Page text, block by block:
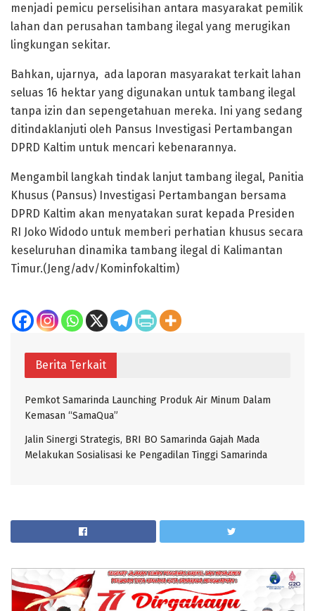
menjadi pemicu perselisihan antara masyarakat pemilik
lahan dan perusahan tambang ilegal yang merugikan
lingkungan sekitar.
Bahkan, ujarnya, ada laporan masyarakat terkait lahan
seluas 16 hektar yang digunakan untuk tambang ilegal
tanpa izin dan sepengetahuan mereka. Ini yang sedang
ditindaklanjuti oleh Pansus Investigasi Pertambangan
DPRD Kaltim untuk mencari kebenarannya.
Mengambil langkah tindak lanjut tambang ilegal, Panitia
Khusus (Pansus) Investigasi Pertambangan bersama
DPRD Kaltim akan menyatakan surat kepada Presiden
RI Joko Widodo untuk memberi perhatian khusus secara
keseluruhan dinamika tambang ilegal di Kalimantan
Timur.(Jeng/adv/Kominfokaltim)
Berita Terkait
Pemkot Samarinda Launching Produk Air Minum Dalam
Kemasan “SamaQua”
Jalin Sinergi Strategis, BRI BO Samarinda Gajah Mada
Melakukan Sosialisasi ke Pengadilan Tinggi Samarinda